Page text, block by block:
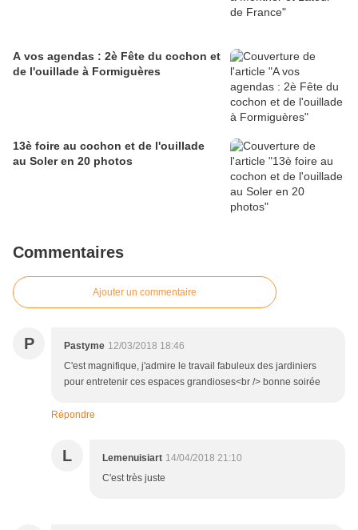
A vos agendas : 2è Fête du cochon et
de l'ouillade à Formiguères
13è foire au cochon et de l'ouillade
au Soler en 20 photos
Commentaires
Ajouter un commentaire
P Pastyme 12/03/2018 18:46
C'est magnifique, j'admire le travail fabuleux des jardiniers
pour entretenir ces espaces grandioses<br /> bonne soirée
Répondre
L Lemenuisiart 14/04/2018 21:10
C'est très juste